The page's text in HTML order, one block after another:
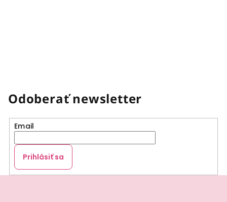
Odoberať newsletter
Email
Prihlásiť sa